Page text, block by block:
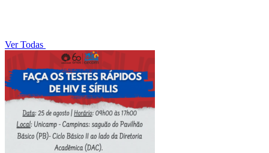
Ver Todas